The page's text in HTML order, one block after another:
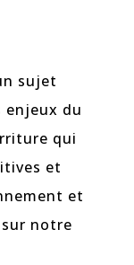
sujet
du
qui
et
et
notre